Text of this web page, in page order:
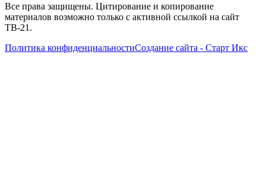
Все права защищены. Цитирование и копирование
материалов возможно только с активной ссылкой на сайт
ТВ-21.
Политика конфиденциальностиСоздание сайта - Старт Икс